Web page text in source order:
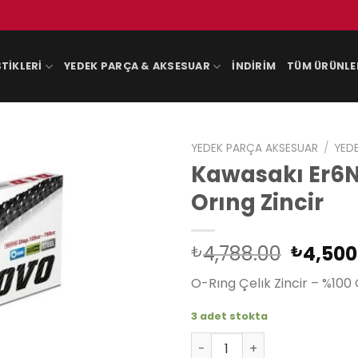
YEDEK PARÇA & AKSESUAR İNDIRIM TÜM
YEDEK PARÇA AKSESUAR /
Kawasakı
Orıng Zincir
₺4,788.00
fiyat:
₺
O-Rıng Çelık Zincir – %100
3 adet stokta
Kawasakı Er6N Abs 2006-